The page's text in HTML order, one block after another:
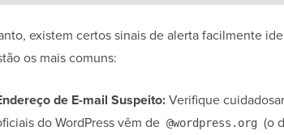
existem certos sinais de alerta facilmente
os mais comuns:
de E-mail Suspeito:Verifique
do WordPress vêm de @wordpress.org (o